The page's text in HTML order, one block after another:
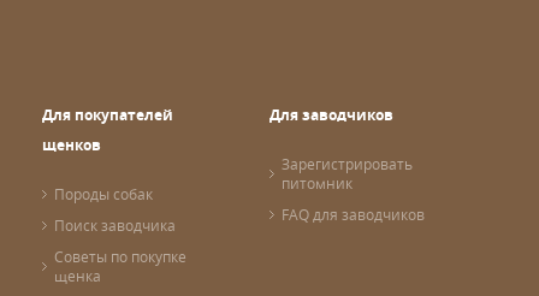
Для покупателей
щенков
Породы собак
Поиск заводчика
Советы по покупке
щенка
Для заводчиков
Зарегистрировать
питомник
FAQ для заводчиков